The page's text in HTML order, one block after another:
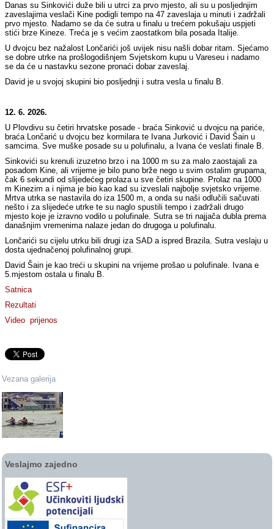
Danas su Sinkovići duže bili u utrci za prvo mjesto, ali su u posljednjim
zaveslajima veslači Kine podigli tempo na 47 zaveslaja u minuti i zadržali
prvo mjesto. Nadamo se da će sutra u finalu u trećem pokušaju uspjeti
stići brze Kineze. Treća je s većim zaostatkom bila posada Italije.
U dvojcu bez nažalost Lončarići još uvijek nisu našli dobar ritam. Sjećamo
se dobre utrke na prošlogodišnjem Svjetskom kupu u Vareseu i nadamo
se da će u nastavku sezone pronaći dobar zaveslaj.
David je u svojoj skupini bio posljednji i sutra vesla u finalu B.
12. 6. 2026.
U Plovdivu su četiri hrvatske posade - braća Sinković u dvojcu na pariće,
braća Lončarić u dvojcu bez kormilara te Ivana Jurković i David Šain u
samcima. Sve muške posade su u polufinalu, a Ivana će veslati finale B.
Sinkovići su krenuli izuzetno brzo i na 1000 m su za malo zaostajali za
posadom Kine, ali vrijeme je bilo puno brže nego u svim ostalim grupama,
čak 6 sekundi od slijedećeg prolaza u sve četiri skupine. Prolaz na 1000
m Kinezim a i njima je bio kao kad su izveslali najbolje svjetsko vrijeme.
Mrtva utrka se nastavila do iza 1500 m, a onda su naši odlučili sačuvati
nešto i za slijedeće utrke te su naglo spustili tempo i zadržali drugo
mjesto koje je izravno vodilo u polufinale. Sutra se tri najjača dubla prema
današnjim vremenima nalaze jedan do drugoga u polufinalu.
Lončarići su cijelu utrku bili drugi iza SAD a ispred Brazila. Sutra veslaju u
dosta ujednačenoj polufinalnoj grupi.
David Šain je kao treći u skupini na vrijeme prošao u polufinale. Ivana e
5.mjestom ostala u finalu B.
Satnica
Rezultati
Video prijenos
Vezana galerija
Veslajmo zajedno